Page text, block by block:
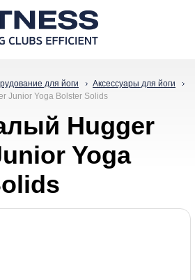
для йоги
Аксессуары для йоги
Junior Yoga Bolster Solids
Hugger
Yoga